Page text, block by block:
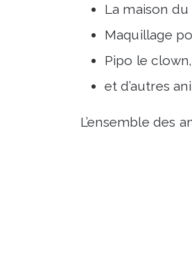
La maison
Maquillage
Pipo le
et d’autres
L’ensemble des